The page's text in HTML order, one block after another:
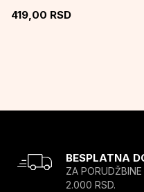
419,00 RSD
BESPLATNA
ZA PORUDŽBINE
2.000 RSD.